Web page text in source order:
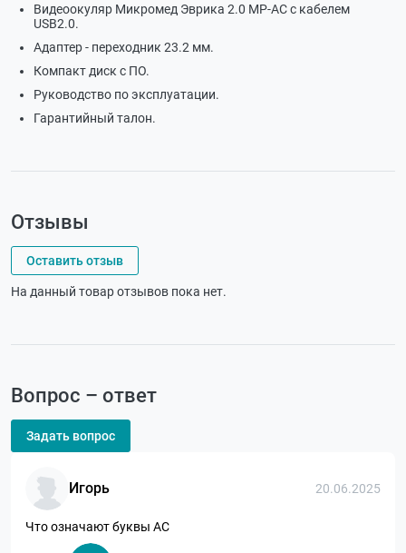
Видеоокуляр Микромед Эврика 2.0 MP-AC с кабелем
USB2.0.
Адаптер - переходник 23.2 мм.
Компакт диск с ПО.
Руководство по эксплуатации.
Гарантийный талон.
Отзывы
Оставить отзыв
На данный товар отзывов пока нет.
Вопрос – ответ
Задать вопрос
Игорь 20.06.2025
Что означают буквы АС